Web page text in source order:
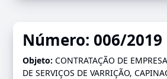
Número: 006/2019
Objeto:CONTRATAÇÃO DE
DE SERVIÇOS DE VARRIÇÃO,